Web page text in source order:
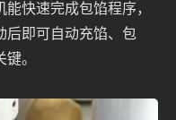
快速完成包馅程序，
后即可自动充馅、包
。